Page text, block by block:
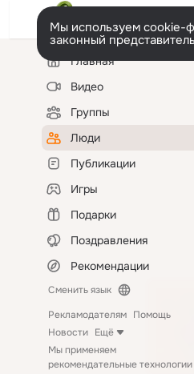
Мы используем cookie-
законный
Левая
колонкаГлавная
Видео
Группы
Люди
Публикации
Игры
Подарки
Поздравления
Рекомендации
Сменить язык
Рекламодателям Помощь
Новости Ещё
Мы применяем
рекомендательные технологии